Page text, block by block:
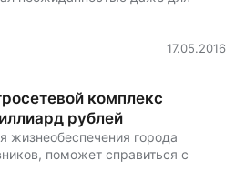
17.05.2016
комплекс
рублей
жизнеобеспечения города
поможет справиться с